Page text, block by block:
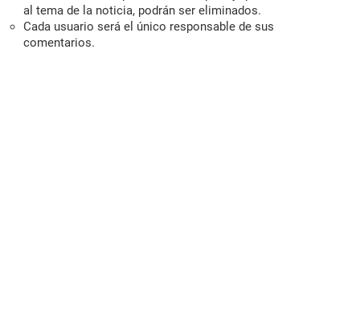
al tema de la noticia, podrán ser eliminados.
Cada usuario será el único responsable de sus
comentarios.